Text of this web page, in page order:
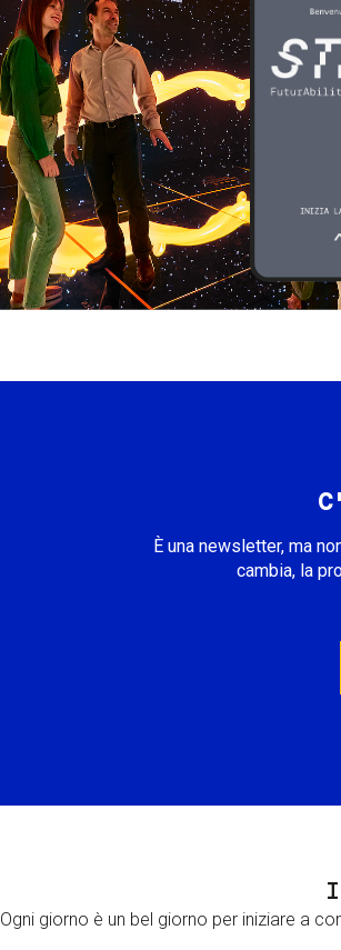
È una newsletter, ma
cambia, la
Ogni giorno è un bel giorno per iniziare a